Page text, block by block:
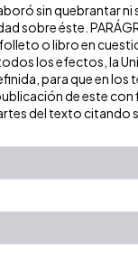
sin quebrantar
sobre éste.
o libro en
los efectos, la
para que en los
de este
del texto citando